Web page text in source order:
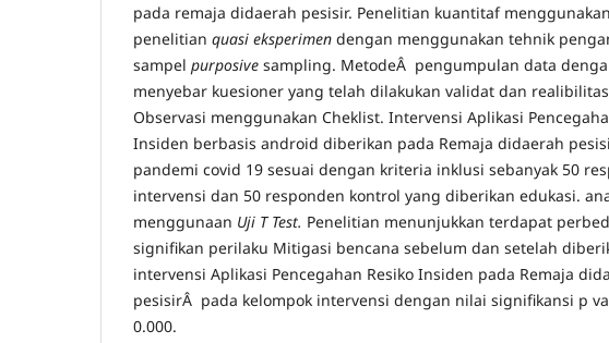
pada remaja didaerah pesisir. Penelitian kuantitaf
penelitian quasi eksperimen dengan menggunakan tehnik
sampel purposive sampling. MetodeÂ pengumpulan data
menyebar kuesioner yang telah dilakukan validat dan
Observasi menggunakan Cheklist. Intervensi Aplikasi
Insiden berbasis android diberikan pada Remaja didaerah
pandemi covid 19 sesuai dengan kriteria inklusi sebanyak 50
intervensi dan 50 responden kontrol yang diberikan edukasi.
menggunaan Uji T Test. Penelitian menunjukkan terdapat
signifikan perilaku Mitigasi bencana sebelum dan setelah
intervensi Aplikasi Pencegahan Resiko Insiden pada Remaja
pesisirÂ pada kelompok intervensi dengan nilai signifikansi p
0.000.